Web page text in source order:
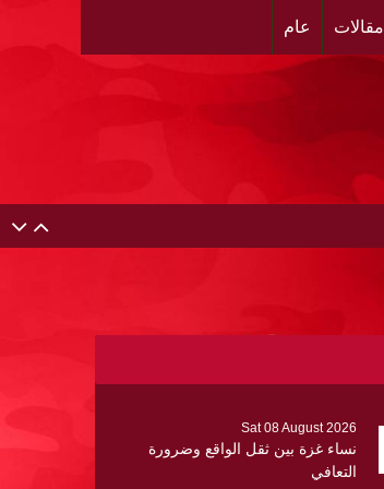
مقالات عام
Sat 08 August 2026
نساء غزة بين ثقل الواقع وضرورة
التعافي